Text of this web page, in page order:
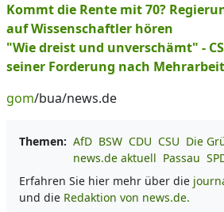
Kommt die Rente mit 70?
auf Wissenschaftler hören
"Wie dreist und unverschämt" -
seiner Forderung nach Mehrarbeit
gom/bua/news.de
Themen: AfD BSW CDU CSU Die
news.de aktuell Passau
Erfahren Sie hier mehr über die
und die Redaktion von news.de.